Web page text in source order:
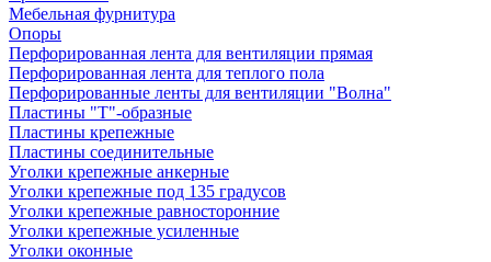
Мебельная фурнитура
Опоры
Перфорированная лента для вентиляции прямая
Перфорированная лента для теплого пола
Перфорированные ленты для вентиляции "Волна"
Пластины "Т"-образные
Пластины крепежные
Пластины соединительные
Уголки крепежные анкерные
Уголки крепежные под 135 градусов
Уголки крепежные равносторонние
Уголки крепежные усиленные
Уголки оконные